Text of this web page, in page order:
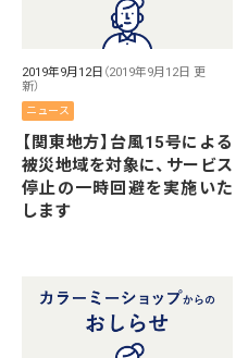
2019年9月12日 （2019年9月12日 更
新）
ニュース
【関東地方】台風15号による
被災地域を対象に、サービス
停止の一時回避を実施いた
します